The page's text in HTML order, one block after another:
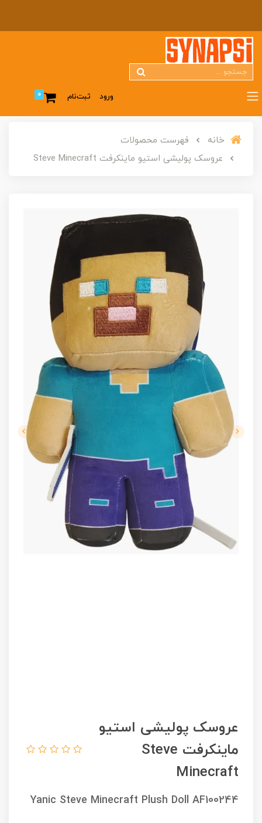
ورود ثبت‌نام 0
خانه
فهرست محصولات
عروسک پولیشی استیو ماینکرفت Steve Minecraft
عروسک پولیشی استیو
ماینکرفت Steve
Minecraft
Yanic Steve Minecraft Plush Doll AF100244